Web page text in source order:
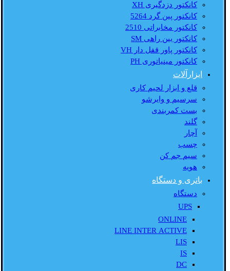
کانکتور دزدگیری XH
کانکتور پین گرد 5264
کانکتور مخابراتی 2510
کانکتور بین راهی SM
کانکتور پاور قفل دار VH
کانکتور مینیاتوری PH
ابزارآلات
قلع و ابزار لحیم کاری
سرسیم و وایرشو
بست کمربندی
گلند
آچار
چسب
سیم جم کن
هویه
باتری و دستگاه
دستگاه
UPS
ONLINE
LINE INTER ACTIVE
LIS
IS
DC